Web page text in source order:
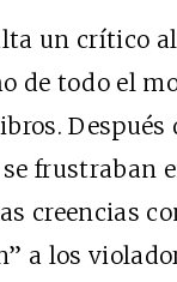
un crítico
de todo el
frustraban
creencias
a losCine desde